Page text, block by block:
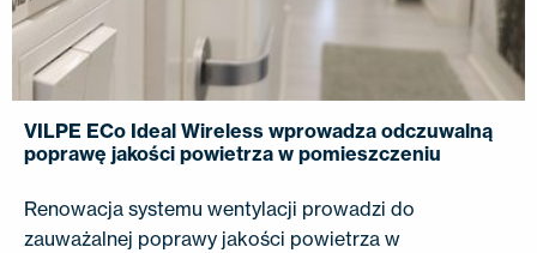
VILPE ECo Ideal Wireless wprowadza odczuwalną
poprawę jakości powietrza w pomieszczeniu
Renowacja systemu wentylacji prowadzi do
zauważalnej poprawy jakości powietrza w